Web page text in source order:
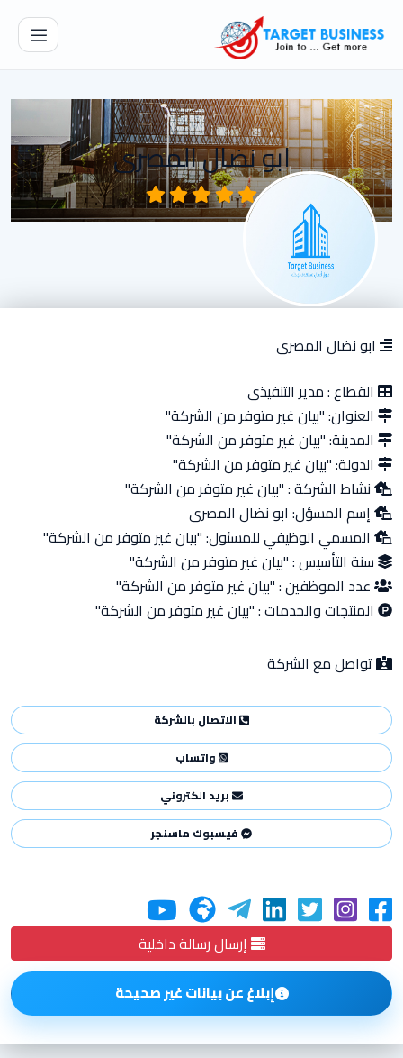
ابو نضال المصرى
ابو نضال المصرى
القطاع :مدير التنفيذى
العنوان:"بيان غير متوفر من الشركة"
المدينة:"بيان غير متوفر من الشركة"
الدولة:"بيان غير متوفر من الشركة"
نشاط الشركة :"بيان غير متوفر من الشركة"
إسم المسؤل: ابو نضال المصرى
المسمي الوظيفي للمسئول:"بيان غير متوفر من الشركة"
سنة التأسيس :"بيان غير متوفر من الشركة"
عدد الموظفين :"بيان غير متوفر من الشركة"
المنتجات والخدمات :"بيان غير متوفر من الشركة"
تواصل مع الشركة
الاتصال بالشركة
واتساب
بريد الكتروني
فيسبوك ماسنجر
إرسال رسالة داخلية
إبلاغ عن بيانات غير صحيحة